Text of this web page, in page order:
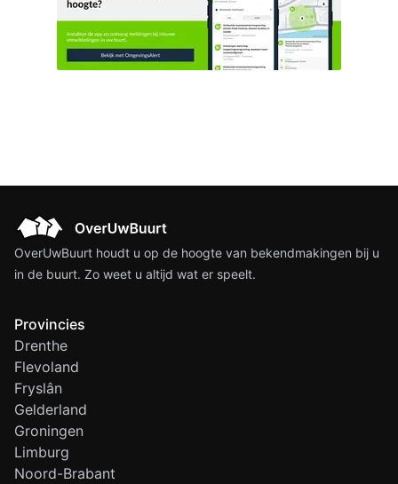
OverUwBuurt houdt u op de hoogte van bekendmakingen bij u
in de buurt. Zo weet u altijd wat er speelt.
Provincies
Drenthe
Flevoland
Fryslân
Gelderland
Groningen
Limburg
Noord-Brabant